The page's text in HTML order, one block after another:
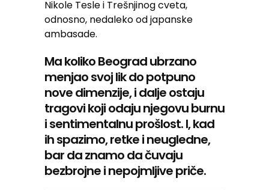
Nikole Tesle i Trešnjinog cveta,
odnosno, nedaleko od japanske
ambasade.
Ma koliko Beograd ubrzano
menjao svoj lik do potpuno
nove dimenzije, i dalje ostaju
tragovi koji odaju njegovu burnu
i sentimentalnu prošlost. I, kad
ih spazimo, retke i neugledne,
bar da znamo da čuvaju
bezbrojne i nepojmljive priče.